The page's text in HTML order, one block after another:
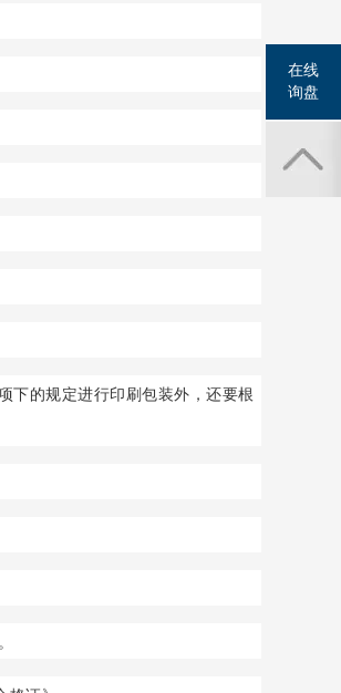
下的规定进行印刷包装外，还要根
在线
询盘